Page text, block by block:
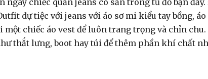
chiếc quần jeans có sẵn trong tủ đồ bạn đấy.
dự tiệc với jeans với áo sơ mi kiểu tay bồng, áo
chiếc áo vest để luôn trang trọng và chỉn chu.
thắt lưng, boot hay túi để thêm phần khí chất